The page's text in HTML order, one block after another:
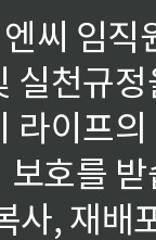
씨 임
실천규
라이프
호를
사, 재배